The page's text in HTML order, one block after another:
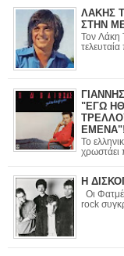
ΛΑΚΗΣ
ΣΤΗΝ
Τον Λάκη Τζορντανέλλι
"ΕΓΩ
ΤΡΕΛΛΟΥΣ ΣΑΝ
ΕΜΕΝΑ"!
Το
χρωστάει
Η
Οι
rock